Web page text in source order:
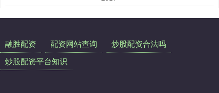
融胜配资 配资网站查询
炒股配资合法吗
炒股配资平台知识